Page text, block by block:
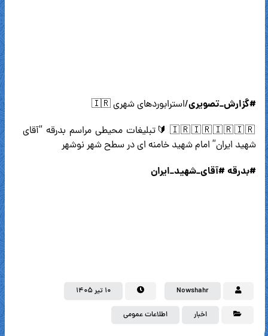
#گزارش_تصویری/استرابوردهای شهری 🇮🇷
🇮🇷🇮🇷🇮🇷🇮🇷 🔰تبلیغات محیطی مراسم بدرقه “آقای
شهید ایران” امام شهید خامنه ای در سطح شهر نوشهر
#بدرقه#آقای_شهید_ایران
Nowshahr ۱۰ تیر ۱۴۰۵
اخبار اطلاعات عمومی